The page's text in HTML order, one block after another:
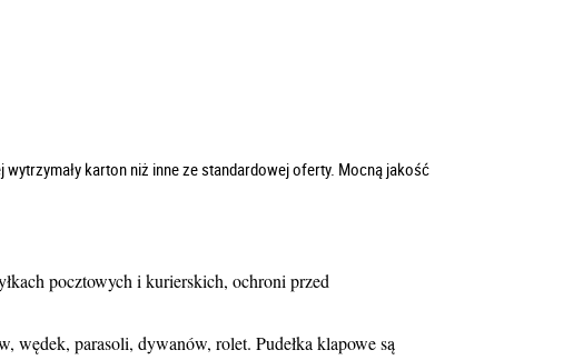
karton niż inne ze standardowej oferty. Mocną jakość
pocztowych i kurierskich, ochroni przed
wędek, parasoli, dywanów, rolet. Pudełka klapowe są